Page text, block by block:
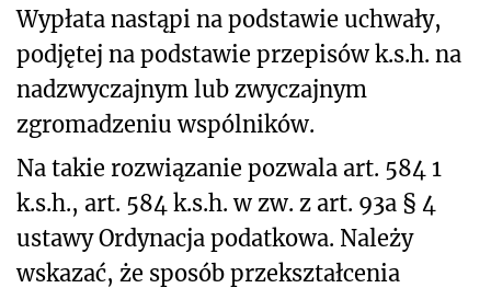
Wypłata nastąpi na podstawie uchwały,
podjętej na podstawie przepisów k.s.h. na
nadzwyczajnym lub zwyczajnym
zgromadzeniu wspólników.
Na takie rozwiązanie pozwala art. 584 1
k.s.h., art. 584 k.s.h. w zw. z art. 93a § 4
ustawy Ordynacja podatkowa. Należy
wskazać, że sposób przekształcenia